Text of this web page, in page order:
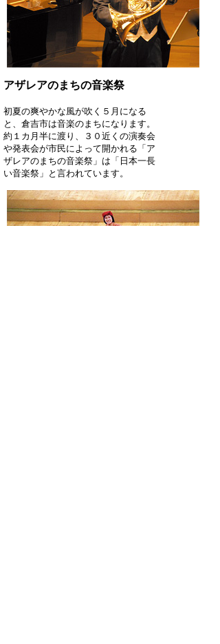
アザレアのまちの音楽祭
初夏の爽やかな風が吹く５月になる
と、倉吉市は音楽のまちになります。
約１カ月半に渡り、３０近くの演奏会
や発表会が市民によって開かれる「ア
ザレアのまちの音楽祭」は「日本一長
い音楽祭」と言われています。